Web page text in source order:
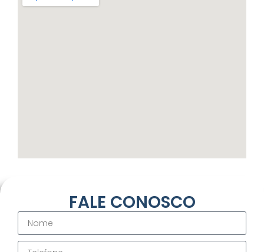
FALE CONOSCO